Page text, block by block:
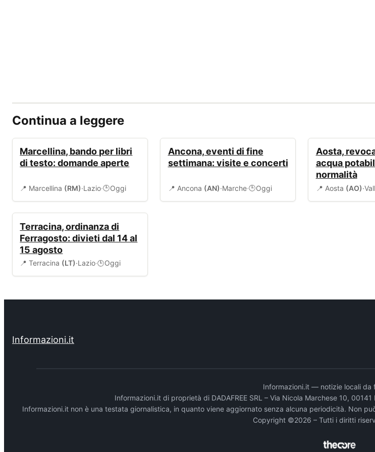
Continua a leggere
Marcellina, bando per libri
di testo: domande aperte
📍 Marcellina (RM)·Lazio·🕒Oggi
Ancona, eventi di fine
settimana: visite e concerti
📍 Ancona (AN)·Marche·🕒Oggi
Aosta,
acqua
normalità
📍 Aosta (AO)·
Terracina, ordinanza di
Ferragosto: divieti dal 14 al
15 agosto
📍 Terracina (LT)·Lazio·🕒Oggi
Informazioni.it
Informazioni.it — notizie locali da
Informazioni.it di proprietà di DADAFREE SRL – Via Nicola Marchese 10,
Informazioni.it non è una testata giornalistica, in quanto viene aggiornato senza alcuna periodicità. Non
Copyright ©2026 – Tutti i diritti